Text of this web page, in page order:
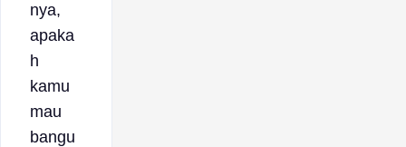
nya,
apaka
h
kamu
mau
bangu